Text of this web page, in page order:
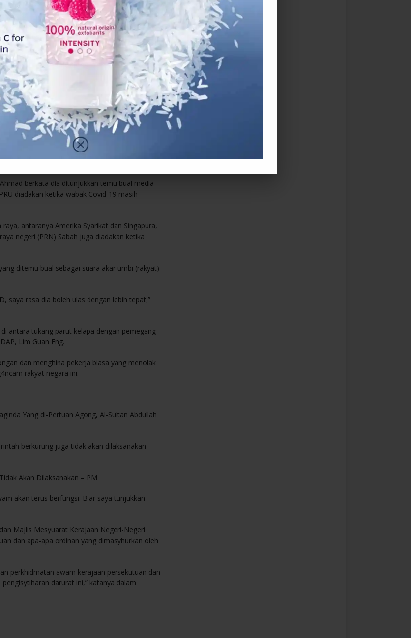
meramalkan cuaca buruk yang mengakibatkan
tempoh terdekat, sama ada pertengahan
Timur Laut akan berakhir pada pertengahan
berkata dia ditunjukkan temu bual media
diadakan ketika wabak Covid-19 masih
antaranya Amerika Syarikat dan Singapura,
negeri (PRN) Sabah juga diadakan ketika
ditemu bual sebagai suara akar umbi (rakyat)
saya rasa dia boleh ulas dengan lebih tepat,”
antara tukang parut kelapa dengan pemegang
Lim Guan Eng.
dan menghina pekerja biasa yang menolak
rakyat negara ini.
Yang di-Pertuan Agong, Al-Sultan Abdullah
berkurung juga tidak akan dilaksanakan
Akan Dilaksanakan – PM
akan terus berfungsi. Biar saya tunjukkan
Majlis Mesyuarat Kerajaan Negeri-Negeri
dan apa-apa ordinan yang dimasyhurkan oleh
perkhidmatan awam kerajaan persekutuan dan
darurat ini,” katanya dalam